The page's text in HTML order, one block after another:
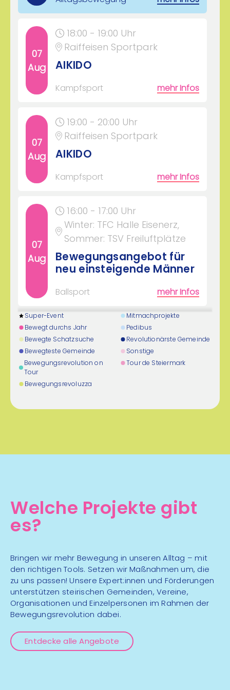
07
Aug
18:00 - 19:00 Uhr
Raiffeisen Sportpark
AIKIDO
Kampfsport mehr Infos
07
Aug
19:00 - 20:00 Uhr
Raiffeisen Sportpark
AIKIDO
Kampfsport mehr Infos
07
Aug
16:00 - 17:00 Uhr
Winter: TFC Halle Eisenerz,
Sommer: TSV Freiluftplätze
Bewegungsangebot für
neu einsteigende Männer
Ballsport mehr Infos
07
Aug
16:00 - 17:00 Uhr
Gulling Arena/Turnhalle
Fit auch Ü50
Polysportiv
Kaindorf
mehr Infos
Aug
Fitnessmix
Polysportiv mehr Infos
07
18:00 - 20:00 Uhr
Adriach Kirche
Inklusiv Fitnesscenter
Super-Event
Bewegt durchs Jahr
Bewegte Schatzsuche
Bewegteste Gemeinde
Bewegungsrevolution on
Tour
Bewegungsrevoluzza
Mitmachprojekte
Pedibus
Revolutionärste Gemeinde
Sonstige
Tour de Steiermark
Welche Projekte gibt
es?
Bringen wir mehr Bewegung in unseren Alltag – mit
den richtigen Tools. Setzen wir Maßnahmen um, die
zu uns passen! Unsere Expert:innen und Förderungen
unterstützen steirischen Gemeinden, Vereine,
Organisationen und Einzelpersonen im Rahmen der
Bewegungsrevolution dabei.
Entdecke alle Angebote